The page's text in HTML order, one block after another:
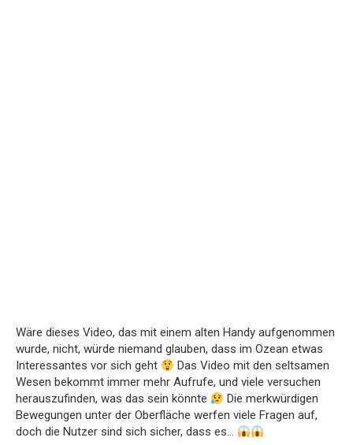
Wäre dieses Video, das mit einem alten Handy aufgenommen
wurde, nicht, würde niemand glauben, dass im Ozean etwas
Interessantes vor sich geht
Das Video mit den seltsamen
Wesen bekommt immer mehr Aufrufe, und viele versuchen
herauszufinden, was das sein könnte
Die merkwürdigen
Bewegungen unter der Oberfläche werfen viele Fragen auf,
doch die Nutzer sind sich sicher, dass es…